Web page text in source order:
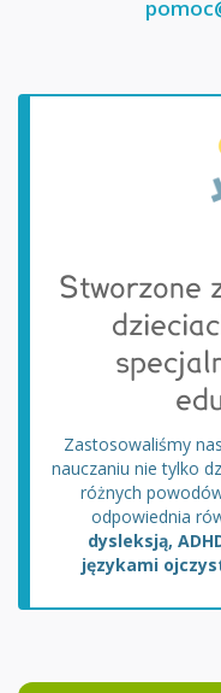
Stworzone
Zastosowaliśmy
nauczaniu nie tylko
różnych
odpowiednia
dysleksją,
językami